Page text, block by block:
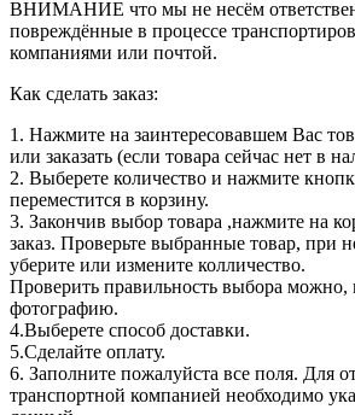
ВНИМАНИЕ что мы не несём
повреждённые в процессе
компаниями или почтой.
Как сделать заказ:
1. Нажмите на заинтересовавшем Вас
или заказать (если товара сейчас нет в
2. Выберете количество и нажмите
переместится в корзину.
3. Закончив выбор товара ,нажмите на
заказ. Проверьте выбранные товар, при
уберите или измените колличество.
Проверить правильность выбора можно,
фотографию.
4.Выберете способ доставки.
5.Сделайте оплату.
6. Заполните пожалуйста все поля. Для
транспортной компанией необходимо